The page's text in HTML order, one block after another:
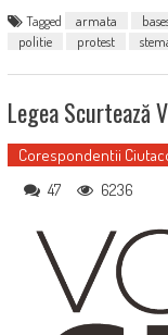
Tagged armata
politie
protest
Legea Scurtează
Corespondentii
47 6236